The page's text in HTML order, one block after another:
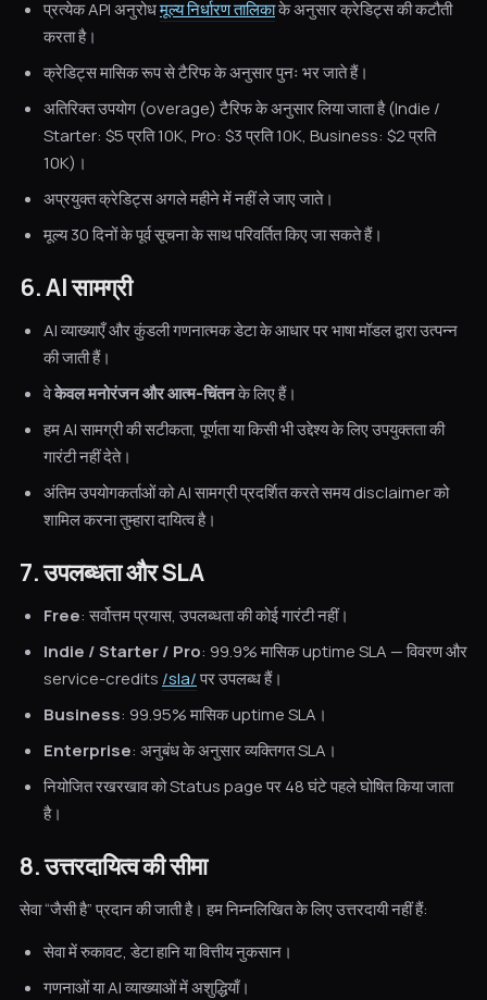
प्रत्येक API अनुरोधमूल्य निर्धारण तालिकाके अनुसार क्रेडिट्स की कटौती
करता है।
क्रेडिट्स मासिक रूप से टैरिफ के अनुसार पुनः भर जाते हैं।
अतिरिक्त उपयोग (overage) टैरिफ के अनुसार लिया जाता है (Indie /
Starter: $5 प्रति 10K, Pro: $3 प्रति 10K, Business: $2 प्रति
10K)।
अप्रयुक्त क्रेडिट्स अगले महीने में नहीं ले जाए जाते।
मूल्य 30 दिनों के पूर्व सूचना के साथ परिवर्तित किए जा सकते हैं।
6. AI सामग्री
AI व्याख्याएँ और कुंडली गणनात्मक डेटा के आधार पर भाषा मॉडल द्वारा उत्पन्न
की जाती हैं।
वेकेवल मनोरंजन और आत्म-चिंतनके लिए हैं।
हम AI सामग्री की सटीकता, पूर्णता या किसी भी उद्देश्य के लिए उपयुक्तता की
गारंटी नहीं देते।
अंतिम उपयोगकर्ताओं को AI सामग्री प्रदर्शित करते समय disclaimer को
शामिल करना तुम्हारा दायित्व है।
7. उपलब्धता और SLA
Free: सर्वोत्तम प्रयास, उपलब्धता की कोई गारंटी नहीं।
Indie / Starter / Pro: 99.9% मासिक uptime SLA — विवरण और
service-credits /sla/पर उपलब्ध हैं।
Business: 99.95% मासिक uptime SLA।
Enterprise: अनुबंध के अनुसार व्यक्तिगत SLA।
नियोजित रखरखाव को Status page पर 48 घंटे पहले घोषित किया जाता
है।
8. उत्तरदायित्व की सीमा
सेवा “जैसी है” प्रदान की जाती है। हम निम्नलिखित के लिए उत्तरदायी नहीं हैं:
सेवा में रुकावट, डेटा हानि या वित्तीय नुकसान।
गणनाओं या AI व्याख्याओं में अशुद्धियाँ।